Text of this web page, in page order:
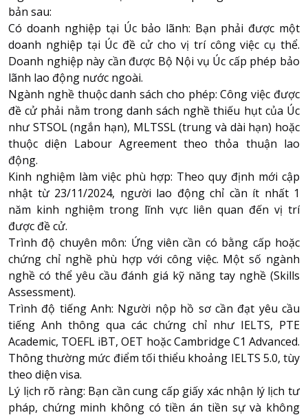
bản sau:
Có doanh nghiệp tại Úc bảo lãnh: Bạn phải được một
doanh nghiệp tại Úc đề cử cho vị trí công việc cụ thể.
Doanh nghiệp này cần được Bộ Nội vụ Úc cấp phép bảo
lãnh lao động nước ngoài.
Ngành nghề thuộc danh sách cho phép: Công việc được
đề cử phải nằm trong danh sách nghề thiếu hụt của Úc
như STSOL (ngắn hạn), MLTSSL (trung và dài hạn) hoặc
thuộc diện Labour Agreement theo thỏa thuận lao
động.
Kinh nghiệm làm việc phù hợp: Theo quy định mới cập
nhật từ 23/11/2024, người lao động chỉ cần ít nhất 1
năm kinh nghiệm trong lĩnh vực liên quan đến vị trí
được đề cử.
Trình độ chuyên môn: Ứng viên cần có bằng cấp hoặc
chứng chỉ nghề phù hợp với công việc. Một số ngành
nghề có thể yêu cầu đánh giá kỹ năng tay nghề (Skills
Assessment).
Trình độ tiếng Anh: Người nộp hồ sơ cần đạt yêu cầu
tiếng Anh thông qua các chứng chỉ như IELTS, PTE
Academic, TOEFL iBT, OET hoặc Cambridge C1 Advanced.
Thông thường mức điểm tối thiểu khoảng IELTS 5.0, tùy
theo diện visa.
Lý lịch rõ ràng: Bạn cần cung cấp giấy xác nhận lý lịch tư
pháp, chứng minh không có tiền án tiền sự và không